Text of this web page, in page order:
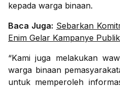
kepada warga binaan.
Baca Juga: Sebarkan
Enim Gelar Kampanye
“Kami juga melakukan
warga binaan
untuk memperoleh